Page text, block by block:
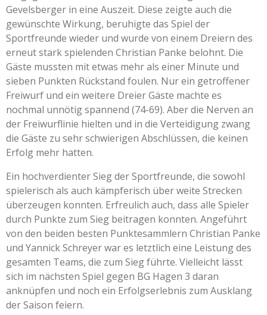
Gevelsberger in eine Auszeit. Diese zeigte auch die
gewünschte Wirkung, beruhigte das Spiel der
Sportfreunde wieder und wurde von einem Dreiern des
erneut stark spielenden Christian Panke belohnt. Die
Gäste mussten mit etwas mehr als einer Minute und
sieben Punkten Rückstand foulen. Nur ein getroffener
Freiwurf und ein weitere Dreier Gäste machte es
nochmal unnötig spannend (74-69). Aber die Nerven an
der Freiwurflinie hielten und in die Verteidigung zwang
die Gäste zu sehr schwierigen Abschlüssen, die keinen
Erfolg mehr hatten.
Ein hochverdienter Sieg der Sportfreunde, die sowohl
spielerisch als auch kämpferisch über weite Strecken
überzeugen konnten. Erfreulich auch, dass alle Spieler
durch Punkte zum Sieg beitragen konnten. Angeführt
von den beiden besten Punktesammlern Christian Panke
und Yannick Schreyer war es letztlich eine Leistung des
gesamten Teams, die zum Sieg führte. Vielleicht lässt
sich im nächsten Spiel gegen BG Hagen 3 daran
anknüpfen und noch ein Erfolgserlebnis zum Ausklang
der Saison feiern.